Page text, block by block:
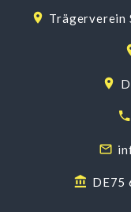
Trägerverein
DE75